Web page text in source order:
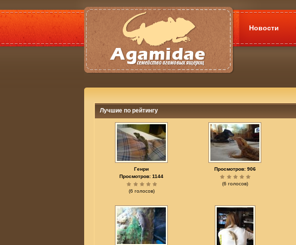
Новости
Лучшие по рейтингу
Генри
Просмотров: 1144
(6 голосов)
Просмотров: 906
(6 голосов)